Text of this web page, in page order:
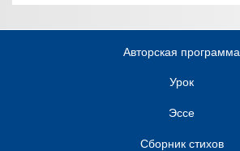
Авторская программа
Урок
Эссе
Сборник стихов